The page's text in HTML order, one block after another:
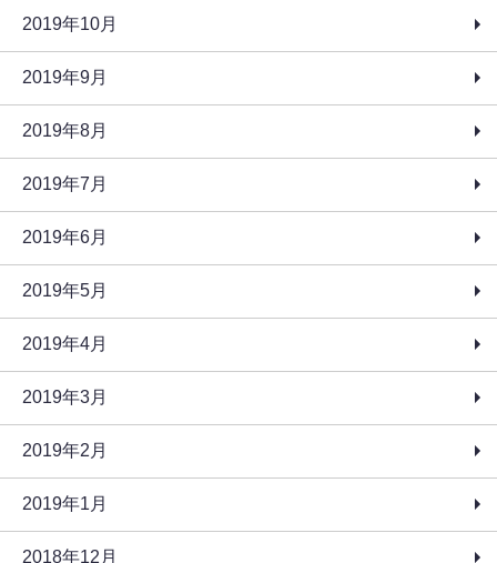
2019年10月
2019年9月
2019年8月
2019年7月
2019年6月
2019年5月
2019年4月
2019年3月
2019年2月
2019年1月
2018年12月